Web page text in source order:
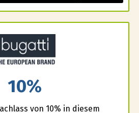
10%
von 10% in diesem